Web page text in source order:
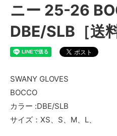
ニー 25-26
DBE/SLB［送
SWANY GLOVES
BOCCO
カラー :DBE/SLB
サイズ：XS、S、M、L、